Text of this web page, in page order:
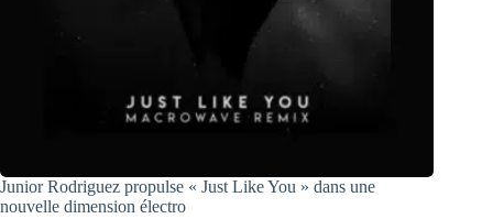
Junior Rodriguez propulse « Just Like You » dans une
nouvelle dimension électro